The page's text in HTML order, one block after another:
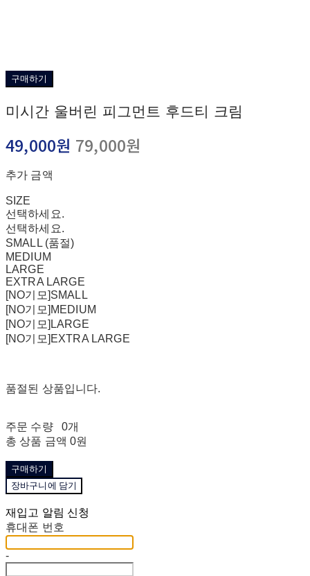
구매하기
미시간 울버린 피그먼트 후드티 크림
49,000원 79,000원
추가 금액
SIZE
선택하세요.
선택하세요.
SMALL (품절)
MEDIUM
LARGE
EXTRA LARGE
[NO기모]SMALL
[NO기모]MEDIUM
[NO기모]LARGE
[NO기모]EXTRA LARGE
품절된 상품입니다.
주문 수량
0개
총 상품 금액 0원
구매하기
장바구니에 담기
재입고 알림 신청
휴대폰 번호
-